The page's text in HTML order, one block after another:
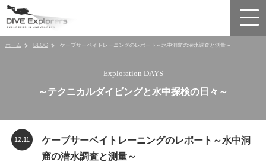
ホーム BLOG ケーブサーベイトレーニングのレポート～水中洞窟の潜水調査と測量～
Exploration DAYS
～テクニカルダイビングと水中探検の日々～
12.11
ケーブサーベイトレーニングのレポート～水中洞
窟の潜水調査と測量～